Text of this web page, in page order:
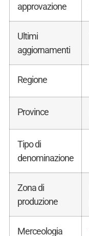
approvazione
Ultimi
aggiornamenti
Regione
Province
Tipo di
denominazione
Zona di
produzione
Merceologia